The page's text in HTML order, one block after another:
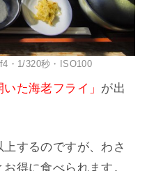
・1/320秒・ISO100
いた海老フライ」 が出
するのですが、わさ
得に食べられます。